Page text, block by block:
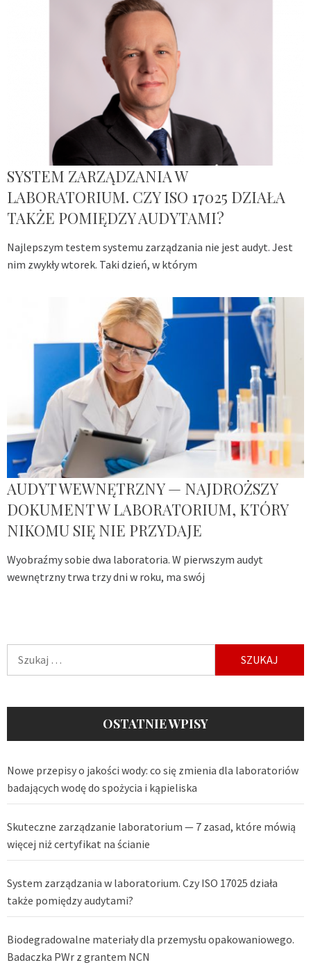
SYSTEM ZARZĄDZANIA W
LABORATORIUM. CZY ISO 17025 DZIAŁA
TAKŻE POMIĘDZY AUDYTAMI?
Najlepszym testem systemu zarządzania nie jest audyt. Jest
nim zwykły wtorek. Taki dzień, w którym
AUDYT WEWNĘTRZNY — NAJDROŻSZY
DOKUMENT W LABORATORIUM, KTÓRY
NIKOMU SIĘ NIE PRZYDAJE
Wyobraźmy sobie dwa laboratoria. W pierwszym audyt
wewnętrzny trwa trzy dni w roku, ma swój
OSTATNIE WPISY
Nowe przepisy o jakości wody: co się zmienia dla laboratoriów
badających wodę do spożycia i kąpieliska
Skuteczne zarządzanie laboratorium — 7 zasad, które mówią
więcej niż certyfikat na ścianie
System zarządzania w laboratorium. Czy ISO 17025 działa
także pomiędzy audytami?
Biodegradowalne materiały dla przemysłu opakowaniowego.
Badaczka PWr z grantem NCN